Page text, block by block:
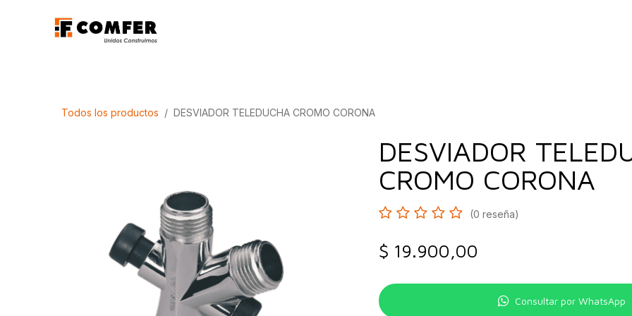
Todos los productos DESVIADOR TELEDUCHA CROMO CORONA
DESVIADOR
CROMO CORONA
(0 reseña)
$ 19.900,00
Consultar por WhatsApp